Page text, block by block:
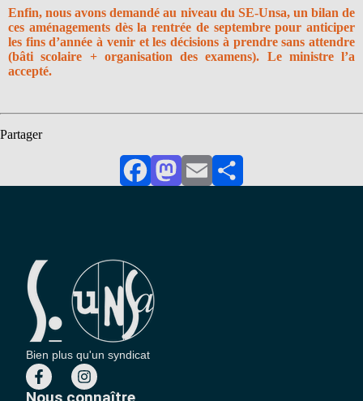
Enfin, nous avons demandé au niveau du SE-Unsa, un bilan de
ces aménagements dès la rentrée de septembre pour anticiper
les fins d’année à venir et les décisions à prendre sans attendre
(bâti scolaire + organisation des examens). Le ministre l’a
accepté.
Partager
FacebookMastodon
EmailPartager
Bien plus qu'un syndicat